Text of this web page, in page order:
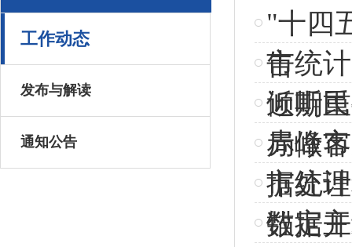
工作动态
发布与解读
通知公告
"十四
告
市统
近期
倾听
局做
赤峰
据处
市统
数据
锚定